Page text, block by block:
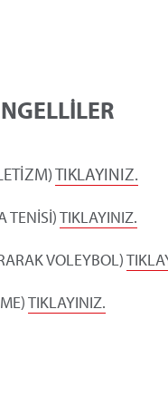
TIKLAYINIZ.
TENİSİ)TIKLAYINIZ.
VOLEYBOL)
TIKLAYINIZ.